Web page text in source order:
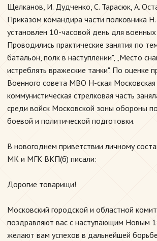
Щелканов, И. Дудченко, С. Тарасюк, А.
Приказом командира части полковника
установлен 10-часовой день для военных
Проводились практические занятия по
батальон, полк в наступлении", „Место
истреблять вражеские танки". По оценке
Военного совета МВО Н-ская Московская
коммунистическая стрелковая часть
среди войск Московской зоны обороны
боевой и политической подготовки.
В новогоднем приветствии личному
МК и МГК ВКП(б) писали:
Дорогие товарищи!
Московский городской и областной
поздравляют вас с наступающим Новым
желают вам успехов в дальнейшей